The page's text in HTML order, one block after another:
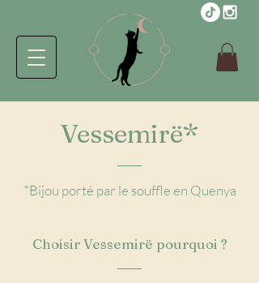
Vessemirë*
*Bijou porté par le souffle en Quenya
Choisir Vessemirë pourquoi ?